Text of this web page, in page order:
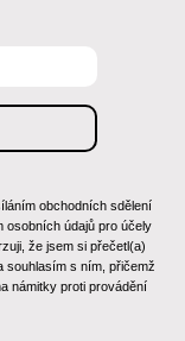
obchodních sdělení
údajů pro účely
že jsem si přečetl(a)
souhlasím s ním, přičemž
námitky proti provádění